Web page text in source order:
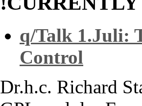
q/Talk 1.Juli:
Control
Dr.h.c. Richard